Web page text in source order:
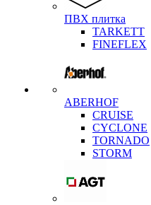
ПВХ плитка
TARKETT
FINEFLEX
ABERHOF
CRUISE
CYCLONE
TORNADO
STORM